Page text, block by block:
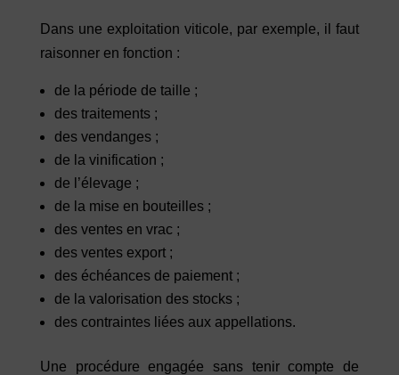
Dans une exploitation viticole, par exemple, il faut
raisonner en fonction :
de la période de taille ;
des traitements ;
des vendanges ;
de la vinification ;
de l’élevage ;
de la mise en bouteilles ;
des ventes en vrac ;
des ventes export ;
des échéances de paiement ;
de la valorisation des stocks ;
des contraintes liées aux appellations.
Une procédure engagée sans tenir compte de